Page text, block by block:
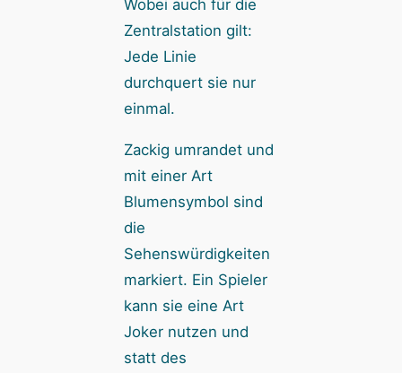
Wobei auch für die
Zentralstation gilt:
Jede Linie
durchquert sie nur
einmal.
Zackig umrandet und
mit einer Art
Blumensymbol sind
die
Sehenswürdigkeiten
markiert. Ein Spieler
kann sie eine Art
Joker nutzen und
statt des